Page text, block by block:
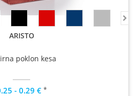
ARISTO
poklon kesa
- 0.29 € *